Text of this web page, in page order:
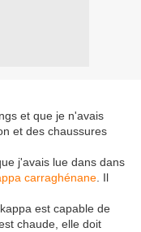
et que je n'avais
et des chaussures
j'avais lue dans dans
carraghénane . Il
est capable de
chaude, elle doit